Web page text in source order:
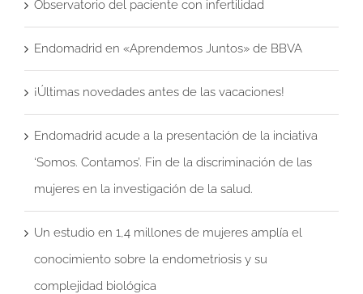
Observatorio del paciente con infertilidad
Endomadrid en «Aprendemos Juntos» de BBVA
¡Últimas novedades antes de las vacaciones!
Endomadrid acude a la presentación de la inciativa
‘Somos. Contamos’. Fin de la discriminación de las
mujeres en la investigación de la salud.
Un estudio en 1,4 millones de mujeres amplía el
conocimiento sobre la endometriosis y su
complejidad biológica